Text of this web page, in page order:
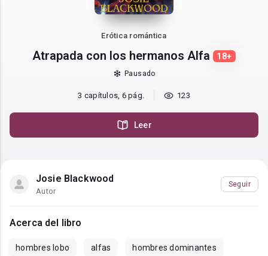
Erótica romántica
Atrapada con los hermanos Alfa 18+
Pausado
3 capítulos, 6 pág. 123
Leer
Josie Blackwood
Autor
Seguir
Acerca del libro
hombres lobo alfas hombres dominantes